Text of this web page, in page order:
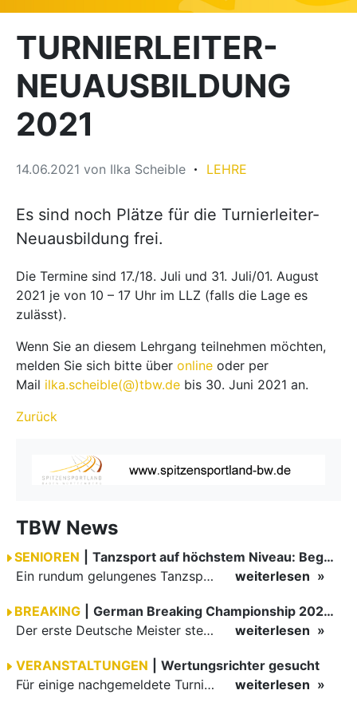
TURNIERLEITER-
NEUAUSBILDUNG
2021
14.06.2021 von Ilka Scheible LEHRE
Es sind noch Plätze für die Turnierleiter-
Neuausbildung frei.
Die Termine sind 17./18. Juli und 31. Juli/01. August
2021 je von 10 – 17 Uhr im LLZ (falls die Lage es
zulässt).
Wenn Sie an diesem Lehrgang teilnehmen möchten,
melden Sie sich bitte über online oder per
Mail ilka.scheible(@)tbw.de bis 30. Juni 2021 an.
Zurück
TBW News
SENIOREN
Tanzsport auf höchstem Niveau: Begeisterung bei den Turnieren in…
Ein rundum gelungenes Tanzsport-Wochenende liegt hinter den Paaren und Organisatoren in Enzklösterle. Am 1. und 2. August 2026 verwandelte sich die Festhalle wieder in einen lebendigen Mittelpunkt des…
weiterlesen
BREAKING
German Breaking Championship 2026 in Hannover
Der erste Deutsche Meister steht fest B-Boy Roman siegt bei den Juniors
weiterlesen
VERANSTALTUNGEN
Wertungsrichter gesucht
Für einige nachgemeldete Turniere im 2 Halbjahr sucht der ZWE noch Wertungsrichter.
weiterlesen